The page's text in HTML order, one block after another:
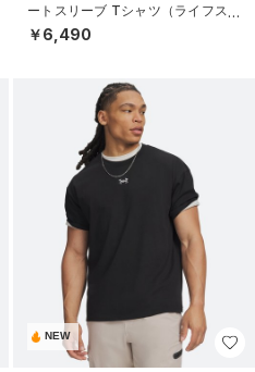
ートスリーブ Tシャツ（ライフスタ
イル/MEN）
￥6,490
NEW